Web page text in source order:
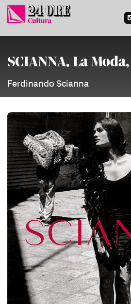
Vai
contenuto
SCIANNA. La
Ferdinando Scianna